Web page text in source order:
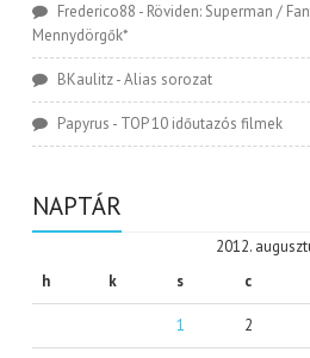
Frederico88 - Röviden: Superman /
Mennydörgők*
BKaulitz-Alias sorozat
Papyrus - TOP 10 időutazós filmek
NAPTÁR
2012.
h
k s c
1 2